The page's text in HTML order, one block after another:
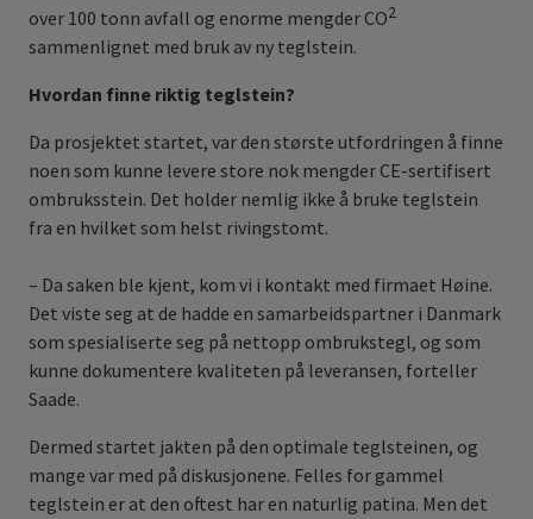
over 100 tonn avfall og enorme mengder CO2
sammenlignet med bruk av ny teglstein.
Hvordan finne riktig teglstein?
Da prosjektet startet, var den største utfordringen å finne
noen som kunne levere store nok mengder CE-sertifisert
ombruksstein. Det holder nemlig ikke å bruke teglstein
fra en hvilket som helst rivingstomt.
– Da saken ble kjent, kom vi i kontakt med firmaet Høine.
Det viste seg at de hadde en samarbeidspartner i Danmark
som spesialiserte seg på nettopp ombrukstegl, og som
kunne dokumentere kvaliteten på leveransen, forteller
Saade.
Dermed startet jakten på den optimale teglsteinen, og
mange var med på diskusjonene. Felles for gammel
teglstein er at den oftest har en naturlig patina. Men det